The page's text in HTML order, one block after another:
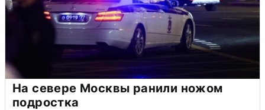
На севере Москвы ранили ножом
подростка